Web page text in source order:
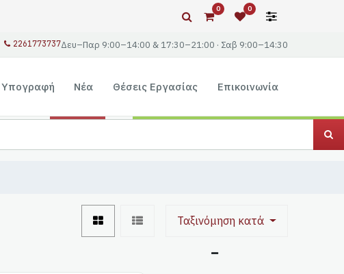
0 0
2261773737Δευ–Παρ 9:00–14:00 & 17:30–21:00 · Σαβ 9:00–14:30
Υπογραφή Νέα Θέσεις Εργασίας Επικοινωνία
Ταξινόμηση κατά